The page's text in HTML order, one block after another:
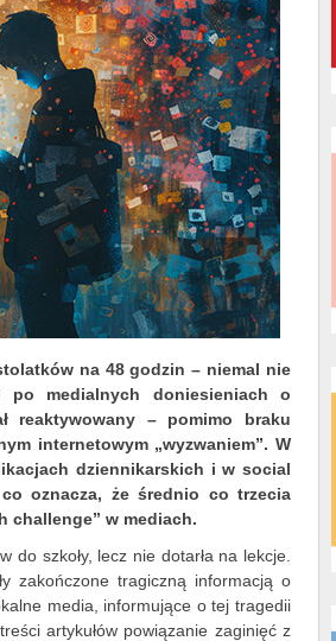
na 48 godzin – niemal nie
po medialnych doniesieniach o
reaktywowany – pomimo braku
internetowym „wyzwaniem”. W
dziennikarskich i w social
oznacza, że średnio co trzecia
challenge” w mediach.
do szkoły, lecz nie dotarła na lekcje.
zakończone tragiczną informacją o
media, informujące o tej tragedii
artykułów powiązanie zaginięć z